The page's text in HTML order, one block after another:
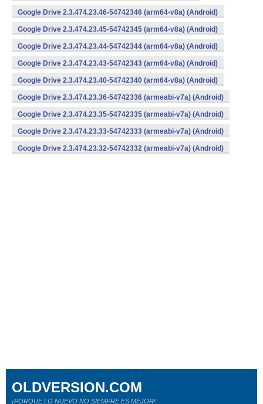
Google Drive 2.3.474.23.46-54742346 (arm64-v8a) (Android)
Google Drive 2.3.474.23.45-54742345 (arm64-v8a) (Android)
Google Drive 2.3.474.23.44-54742344 (arm64-v8a) (Android)
Google Drive 2.3.474.23.43-54742343 (arm64-v8a) (Android)
Google Drive 2.3.474.23.40-54742340 (arm64-v8a) (Android)
Google Drive 2.3.474.23.36-54742336 (armeabi-v7a) (Android)
Google Drive 2.3.474.23.35-54742335 (armeabi-v7a) (Android)
Google Drive 2.3.474.23.33-54742333 (armeabi-v7a) (Android)
Google Drive 2.3.474.23.32-54742332 (armeabi-v7a) (Android)
OLDVERSION.COM
¡PORQUE LO NUEVO NO SIEMPRE ES MEJOR!